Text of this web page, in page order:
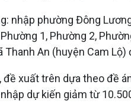
nhập phường Đông
1, Phường 2,
An (huyện Cam
xuất trên dựa theo đề
dự kiến giảm từ